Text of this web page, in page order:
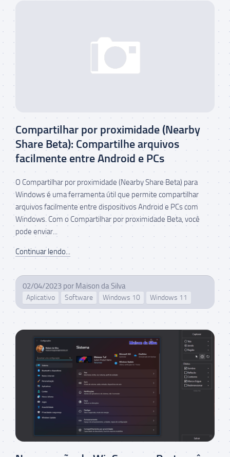
Compartilhar por proximidade (Nearby
Share Beta): Compartilhe arquivos
facilmente entre Android e PCs
O Compartilhar por proximidade (Nearby Share Beta) para
Windows é uma ferramenta útil que permite compartilhar
arquivos facilmente entre dispositivos Android e PCs com
Windows. Com o Compartilhar por proximidade Beta, você
pode enviar...
Continuar lendo...
02/04/2023 por Maison da Silva
Aplicativo Software Windows 10 Windows 11